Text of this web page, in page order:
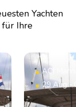
Yachten
für Ihre
ACI
29 Aug -